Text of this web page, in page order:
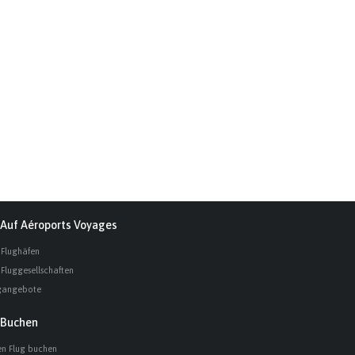
Auf Aéroports Voyages
Fluggesellschaften
Buchen
Flug buchen